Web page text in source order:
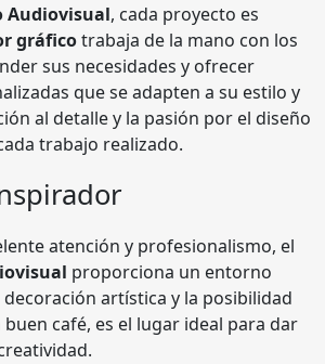
Audiovisual, cada proyecto es
gráficotrabaja de la mano con los
sus necesidades y ofrecer
que se adapten a su estilo y
al detalle y la pasión por el diseño
trabajo realizado.
atención y profesionalismo, el
proporciona un entorno
decoración artística y la posibilidad
café, es el lugar ideal para dar